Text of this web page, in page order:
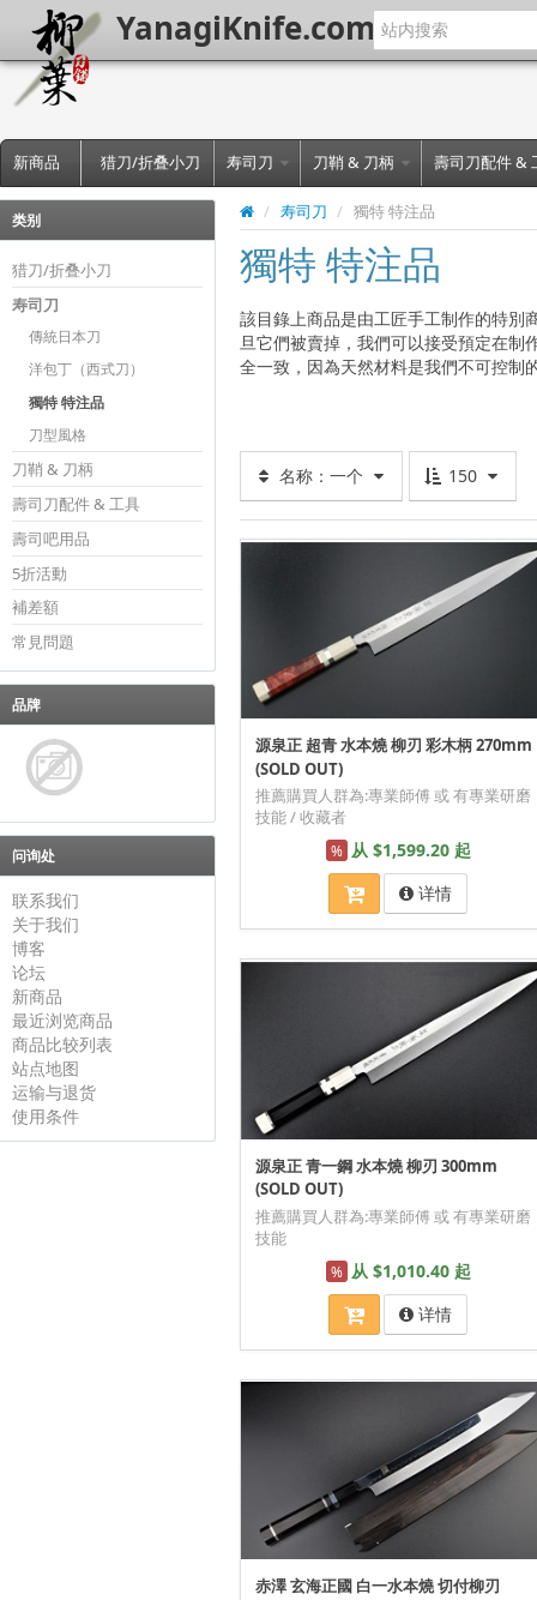
YanagiKnife.com
新商品 猎刀/折叠小刀 寿司刀 刀鞘 & 刀柄 壽司刀配件 &
类别
猎刀/折叠小刀
寿司刀
傳統日本刀
洋包丁（西式刀）
獨特 特注品
刀型風格
刀鞘 & 刀柄
壽司刀配件 & 工具
壽司吧用品
5折活動
補差額
常見問題
品牌
问询处
联系我们
关于我们
博客
论坛
新商品
最近浏览商品
商品比较列表
站点地图
运输与退货
使用条件
/ 寿司刀 / 獨特 特注品
獨特 特注品
該目錄上商品是由工匠手工制作的特別
旦它們被賣掉，我們可以接受預定在制
全一致，因為天然材料是我們不可控制
名称：一个 150
源泉正 超青 水本燒 柳刃 彩木柄 270mm
(SOLD OUT)
推薦購買人群為:專業師傅 或 有專業研磨
技能 / 收藏者
% 从 $1,599.20 起
详情
源泉正 青一鋼 水本燒 柳刃 300mm
(SOLD OUT)
推薦購買人群為:專業師傅 或 有專業研磨
技能
% 从 $1,010.40 起
详情
赤澤 玄海正國 白一水本燒 切付柳刃